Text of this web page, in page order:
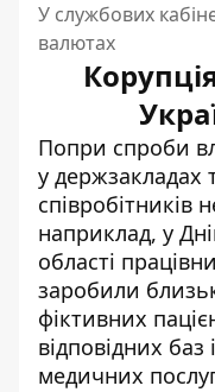
У службових
валютах
Попри спроби
у держзакладах
співробітників
наприклад, у
області
заробили
фіктивних
відповідних
медичних